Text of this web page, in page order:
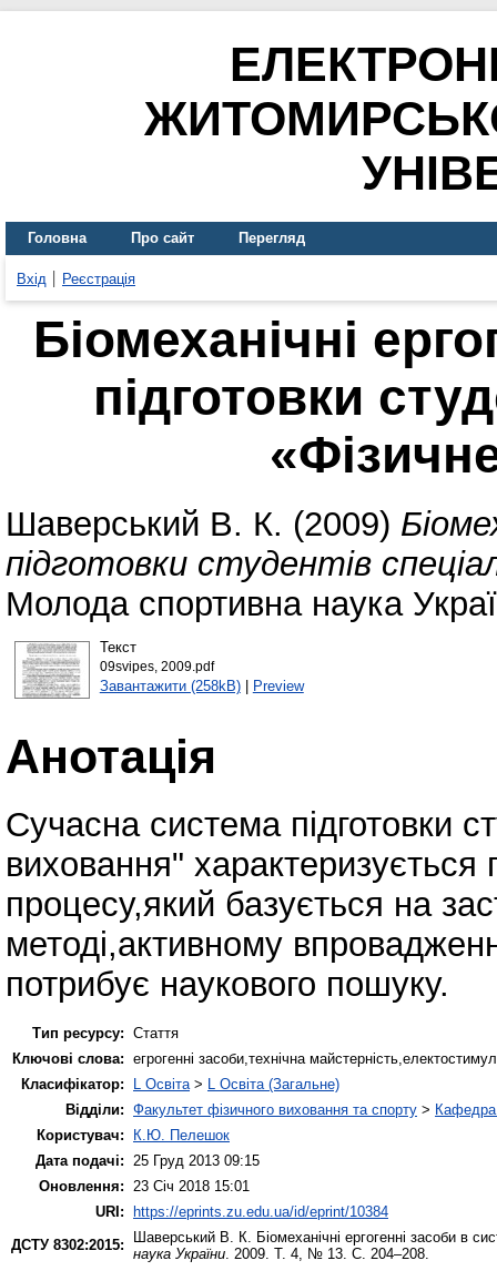
Головна Про сайт Перегляд
Вхід Реєстрація
Біомеханічні
підготовки
Шаверський В. К. (2009)
підготовки студентів
Молода спортивна наука
Текст
09svipes, 2009.pdf
Завантажити (258kB)| Preview
Анотація
Сучасна система підготовки
виховання"
процесу,який базується на
методі,активному
потрибує наукового пошуку.
Тип ресурсу: Стаття
Ключові слова: егрогенні засоби,технічна
Класифікатор:
L Освіта > L Освіта (Загальне)
Відділи: Факультет фізичного виховання та спорту > Кафедра
Користувач:
К.Ю. Пелешок
Дата подачі:
25 Груд 2013 09:15
Оновлення:
23 Січ 2018 15:01
URI: https://eprints.zu.edu.ua/id/eprint/10384
ДСТУ 8302:2015:
Шаверський В. К.
Біомеханічні ергогенні засоби в
наука України . 2009. Т. 4, № 13. С. 204–208.